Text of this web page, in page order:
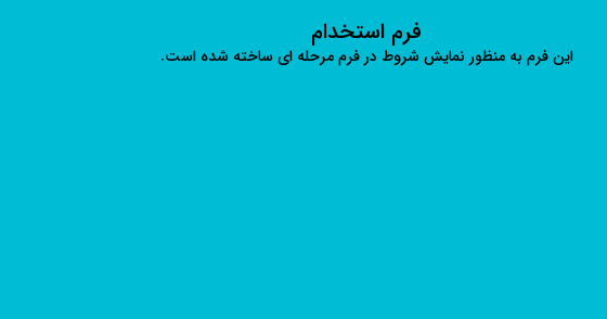
فرم استخدام
این فرم به منظور نمایش شروط در فرم مرحله ای ساخته شده است.